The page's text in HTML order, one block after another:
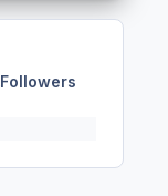
Followers